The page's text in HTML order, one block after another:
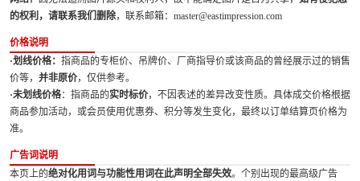
的权利，请联系我们删除，联系邮箱：master@eastimpression.com
价格说明
·划线价格： 指商品的专柜价、吊牌价、厂商指导价或该商品的曾经展示过的销售
价等， 并非原价，仅供参考。
·未划线价格：指商品的实时标价，不因表述的差异改变性质。具体成交价格根据
商品参加活动，或会员使用优惠券、积分等发生变化，最终以订单结算页价格为
准。
广告词说明
本页上的绝对化用词与功能性用词在此声明全部失效。个别出现的最高级广告